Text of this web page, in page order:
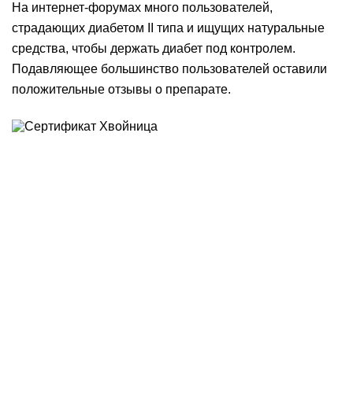
На интернет-форумах много пользователей,
страдающих диабетом II типа и ищущих натуральные
средства, чтобы держать диабет под контролем.
Подавляющее большинство пользователей оставили
положительные отзывы о препарате.